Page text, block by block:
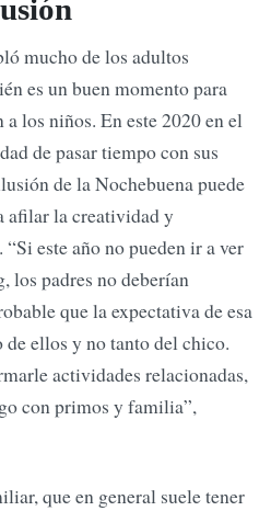
mucho de los adultos
es un buen momento para
los niños. En este 2020 en el
de pasar tiempo con sus
de la Nochebuena puede
afilar la creatividad y
este año no pueden ir a ver
los padres no deberían
que la expectativa de esa
de ellos y no tanto del chico.
actividades relacionadas,
con primos y familia”,
que en general suele tener